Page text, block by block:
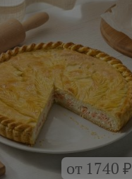
от 1740 ₽